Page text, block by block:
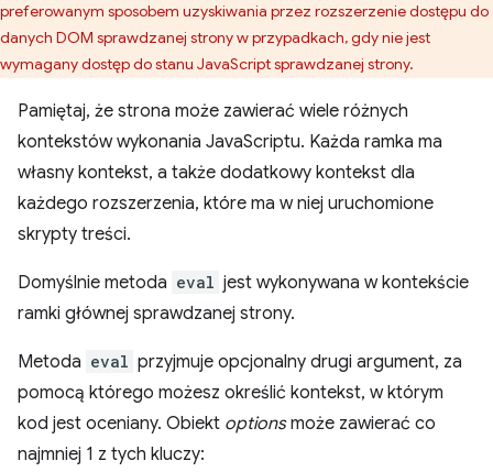
preferowanym sposobem uzyskiwania przez rozszerzenie dostępu do
danych DOM sprawdzanej strony w przypadkach, gdy nie jest
wymagany dostęp do stanu JavaScript sprawdzanej strony.
Pamiętaj, że strona może zawierać wiele różnych
kontekstów wykonania JavaScriptu. Każda ramka ma
własny kontekst, a także dodatkowy kontekst dla
każdego rozszerzenia, które ma w niej uruchomione
skrypty treści.
Domyślnie metoda eval jest wykonywana w kontekście
ramki głównej sprawdzanej strony.
Metoda eval przyjmuje opcjonalny drugi argument, za
pomocą którego możesz określić kontekst, w którym
kod jest oceniany. Obiekt optionsmoże zawierać co
najmniej 1 z tych kluczy: